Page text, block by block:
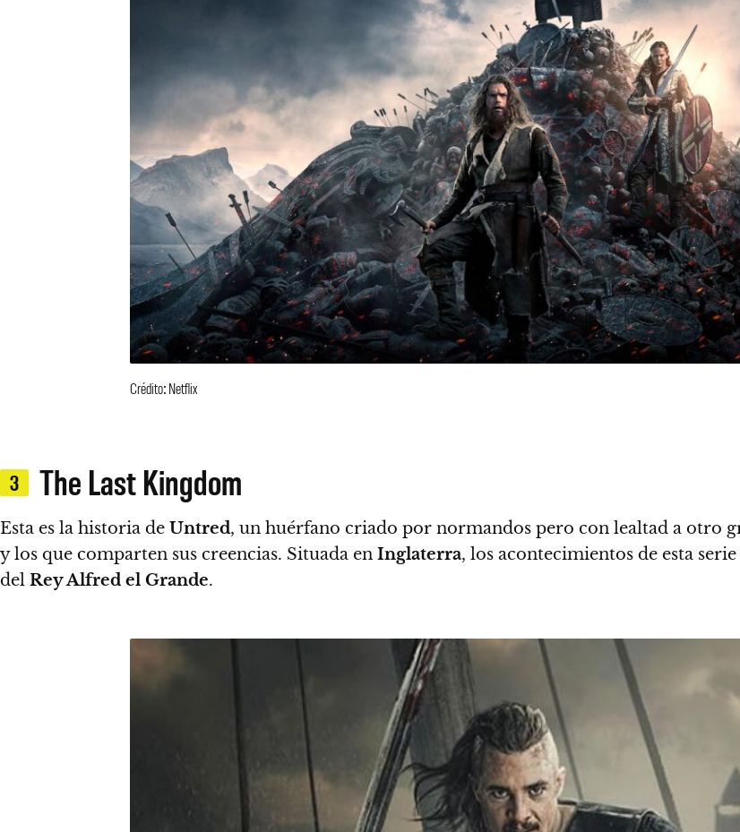
Crédito: Netflix
3 The Last Kingdom
Esta es la historia de Untred, un huérfano criado por normandos pero con lealtad a otro
y los que comparten sus creencias. Situada en Inglaterra, los acontecimientos de esta
del Rey Alfred el Grande.